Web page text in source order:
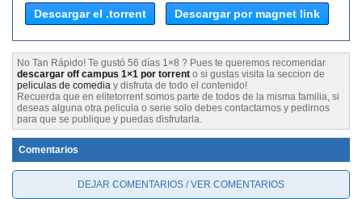
Descargar el .torrent Descargar por magnet link
No Tan Rápido! Te gustó 56 días 1×8 ? Pues te queremos recomendar
descargar off campus 1×1 por torrent o si gustas visita la seccion de
peliculas de comedia y disfruta de todo el contenido!
Recuerda que en elitetorrent somos parte de todos de la misma familia, si
deseas alguna otra pelicula o serie solo debes contactarnos y pedirnos
para que se publique y puedas disfrutarla.
Comentarios
DEJAR COMENTARIOS / VER COMENTARIOS